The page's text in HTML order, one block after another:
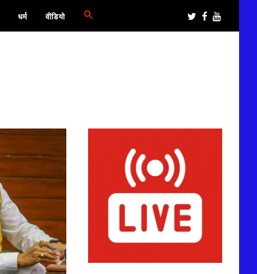
धर्म वीडियो